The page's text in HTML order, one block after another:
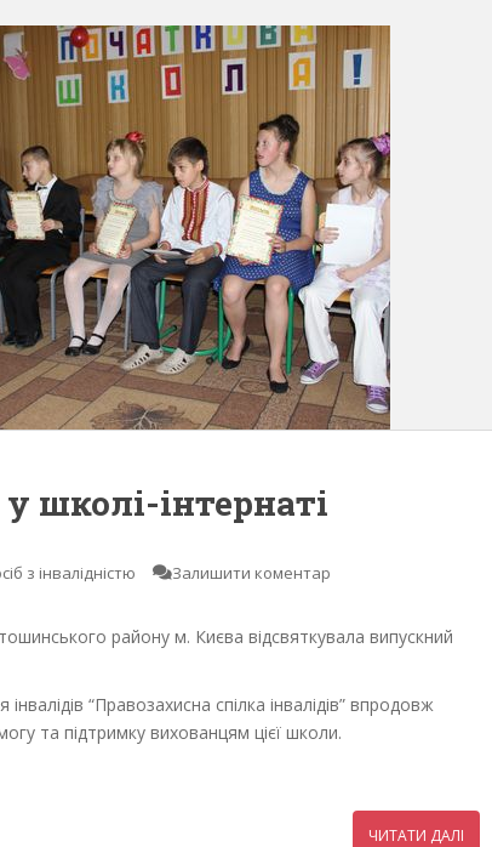
школі-інтернаті
з інвалідністю Залишити коментар
району м. Києва відсвяткувала випускний
“Правозахисна спілка інвалідів” впродовж
та підтримку вихованцям цієї школи.
ЧИТАТИ ДАЛІ